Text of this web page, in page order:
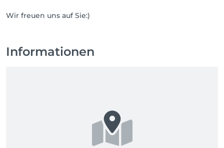
Wir freuen uns auf Sie:)
Informationen